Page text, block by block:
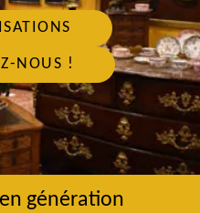
NOUS !
génération